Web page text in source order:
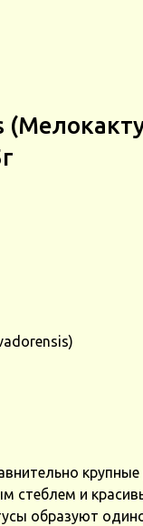
крупные
стеблем и
образуют